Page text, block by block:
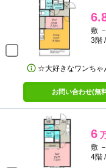
敷
3階
☆大好きなワンちゃ
お問い合わせ(無
6
敷
4階